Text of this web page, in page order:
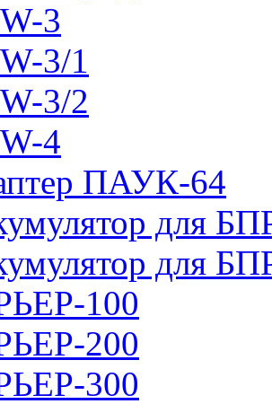
3
3/1
3/2
4
ПАУК-64
для
для
100
200
300